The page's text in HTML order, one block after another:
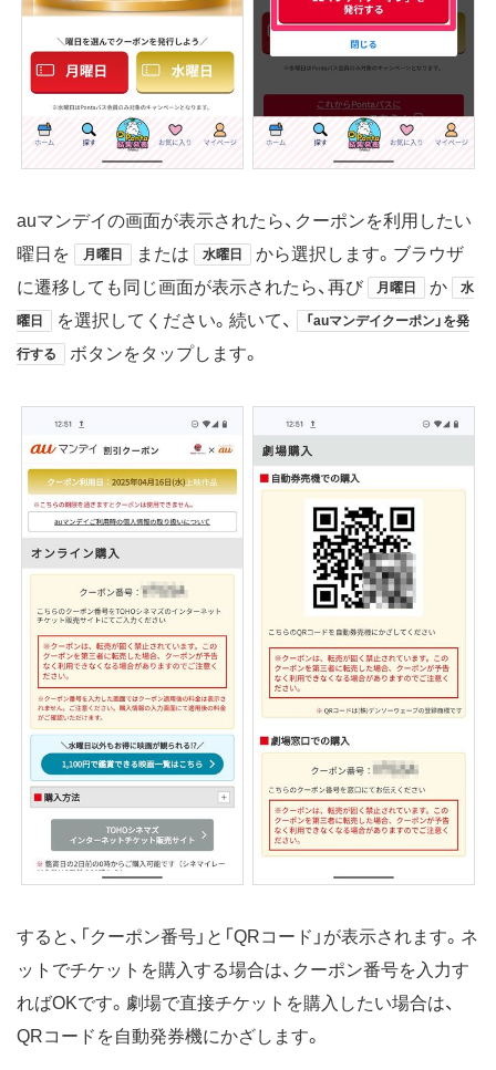
auマンデイの画面が表示されたら、クーポンを利用したい
曜日を
月曜日 または 水曜日
から選択します。ブラウザ
に遷移しても同じ画面が表示されたら、再び
月曜日 か 水
曜日 を選択してください。続いて、 「auマンデイクーポン」を発
行する ボタンをタップします。
すると、「クーポン番号」と「QRコード」が表示されます。ネ
ットでチケットを購入する場合は、クーポン番号を入力す
ればOKです。劇場で直接チケットを購入したい場合は、
QRコードを自動発券機にかざします。